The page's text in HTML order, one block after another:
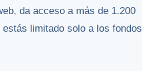
da acceso a más de 1.200
limitado solo a los fondos